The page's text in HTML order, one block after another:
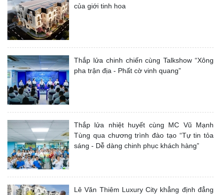
của giới tinh hoa
Thắp lửa chinh chiến cùng Talkshow “Xông
pha trận địa - Phất cờ vinh quang”
Thắp lửa nhiệt huyết cùng MC Vũ Mạnh
Tùng qua chương trình đào tạo “Tự tin tỏa
sáng - Dễ dàng chinh phục khách hàng”
Lê Văn Thiêm Luxury City khẳng định đẳng